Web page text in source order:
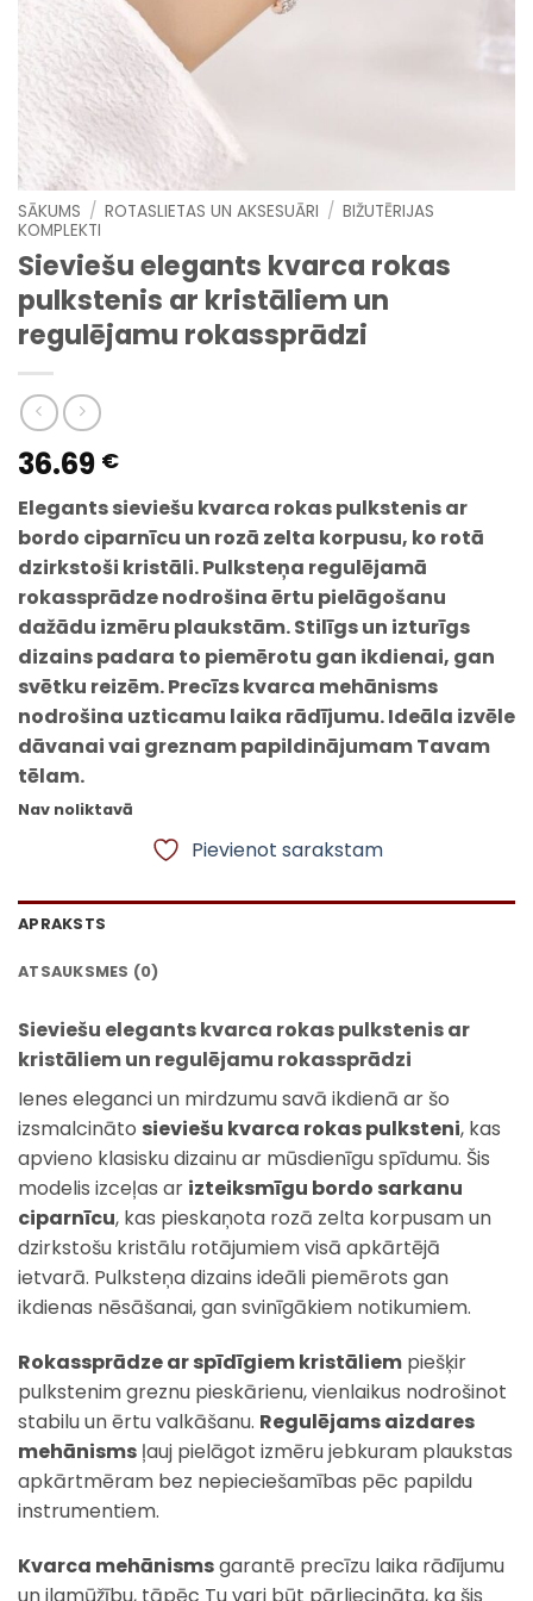
SĀKUMS / ROTASLIETAS UN AKSESUĀRI / BIŽUTĒRIJAS
KOMPLEKTI
Sieviešu elegants kvarca rokas
pulkstenis ar kristāliem un
regulējamu rokassprādzi
36.69 €
Elegants sieviešu kvarca rokas pulkstenis ar
bordo ciparnīcu un rozā zelta korpusu, ko rotā
dzirkstoši kristāli. Pulksteņa regulējamā
rokassprādze nodrošina ērtu pielāgošanu
dažādu izmēru plaukstām. Stilīgs un izturīgs
dizains padara to piemērotu gan ikdienai, gan
svētku reizēm. Precīzs kvarca mehānisms
nodrošina uzticamu laika rādījumu. Ideāla izvēle
dāvanai vai greznam papildinājumam Tavam
tēlam.
Nav noliktavā
Pievienot sarakstam
APRAKSTS
ATSAUKSMES (0)
Sieviešu elegants kvarca rokas pulkstenis ar
kristāliem un regulējamu rokassprādzi
Ienes eleganci un mirdzumu savā ikdienā ar šo
izsmalcināto sieviešu kvarca rokas pulksteni, kas
apvieno klasisku dizainu ar mūsdienīgu spīdumu. Šis
modelis izceļas ar izteiksmīgu bordo sarkanu
ciparnīcu, kas pieskaņota rozā zelta korpusam un
dzirkstošu kristālu rotājumiem visā apkārtējā
ietvarā. Pulksteņa dizains ideāli piemērots gan
ikdienas nēsāšanai, gan svinīgākiem notikumiem.
Rokassprādze ar spīdīgiem kristāliem piešķir
pulkstenim greznu pieskārienu, vienlaikus nodrošinot
stabilu un ērtu valkāšanu. Regulējams aizdares
mehānisms ļauj pielāgot izmēru jebkuram plaukstas
apkārtmēram bez nepieciešamības pēc papildu
instrumentiem.
Kvarca mehānismsgarantē precīzu laika rādījumu
un ilgmūžību, tāpēc Tu vari būt pārliecināta, ka šis